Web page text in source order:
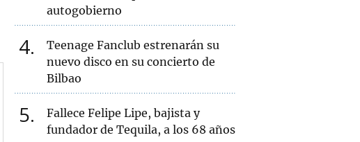
autogobierno
4
Teenage Fanclub estrenarán su
nuevo disco en su concierto de
Bilbao
5
Fallece Felipe Lipe, bajista y
fundador de Tequila, a los 68 años